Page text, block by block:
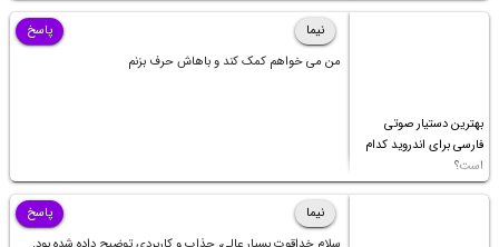
بهترین دستیار صوتی
فارسی برای اندروید کدام
است؟
نیما
من می خواهم کمک کند و باهاش حرف بزنم
پاسخ
نیما
پاسخ